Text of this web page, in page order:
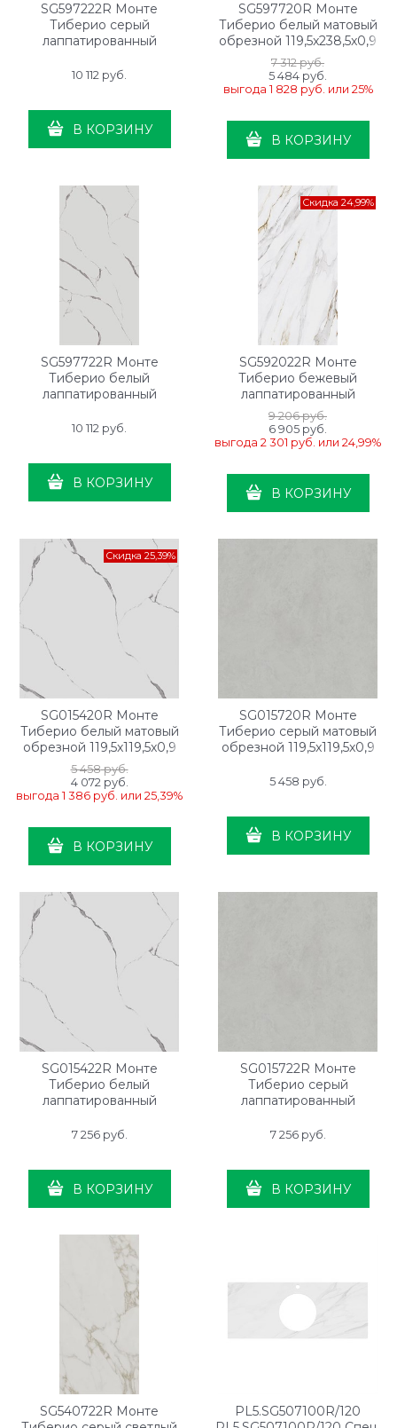
SG597222R Монте
Тиберио серый
лаппатированный
10 112 руб.
В КОРЗИНУ
SG597720R Монте
Тиберио белый матовый
обрезной 119,5x238,5x0,9
7 312 руб.
5 484 руб.
выгода 1 828 руб. или 25%
В КОРЗИНУ
SG597722R Монте
Тиберио белый
лаппатированный
10 112 руб.
В КОРЗИНУ
Скидка 24,99%
SG592022R Монте
Тиберио бежевый
лаппатированный
обрезной 119,5x238,5x0,9
9 206 руб.
6 905 руб.
выгода 2 301 руб. или 24,99%
В КОРЗИНУ
Скидка 25,39%
SG015420R Монте
Тиберио белый матовый
обрезной 119,5x119,5x0,9
5 458 руб.
4 072 руб.
выгода 1 386 руб. или 25,39%
В КОРЗИНУ
SG015720R Монте
Тиберио серый матовый
обрезной 119,5x119,5x0,9
5 458 руб.
В КОРЗИНУ
SG015422R Монте
Тиберио белый
лаппатированный
7 256 руб.
В КОРЗИНУ
SG015722R Монте
Тиберио серый
лаппатированный
7 256 руб.
В КОРЗИНУ
SG540722R Монте
PL5.SG507100R/120